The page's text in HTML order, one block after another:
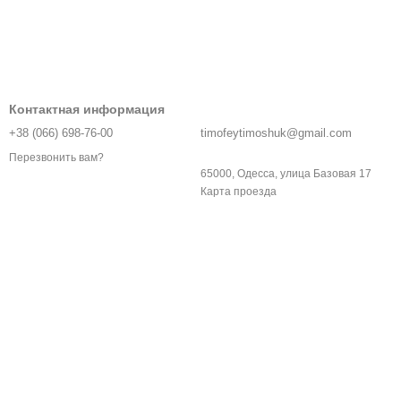
Контактная информация
+38 (066) 698-76-00
Перезвонить вам?
timofeytimoshuk@gmail.com
65000, Одесса, улица Базовая 17
Карта проезда